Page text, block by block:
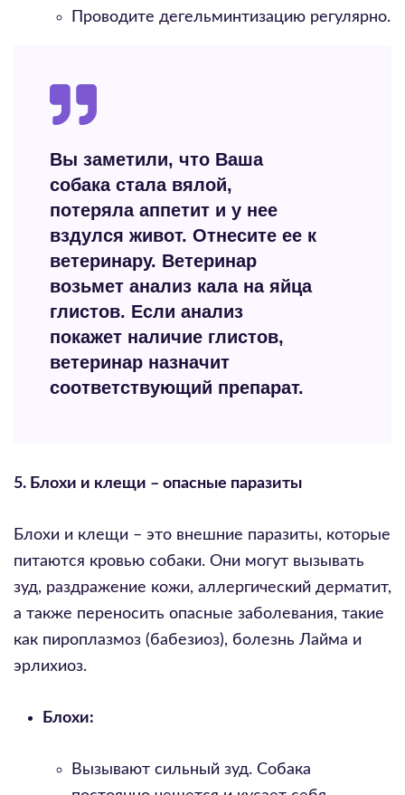
Проводите дегельминтизацию регулярно.
Вы заметили, что Ваша
собака стала вялой,
потеряла аппетит и у нее
вздулся живот. Отнесите ее к
ветеринару. Ветеринар
возьмет анализ кала на яйца
глистов. Если анализ
покажет наличие глистов,
ветеринар назначит
соответствующий препарат.
5. Блохи и клещи – опасные паразиты
Блохи и клещи – это внешние паразиты, которые
питаются кровью собаки. Они могут вызывать
зуд, раздражение кожи, аллергический дерматит,
а также переносить опасные заболевания, такие
как пироплазмоз (бабезиоз), болезнь Лайма и
эрлихиоз.
Блохи:
Вызывают сильный зуд. Собака